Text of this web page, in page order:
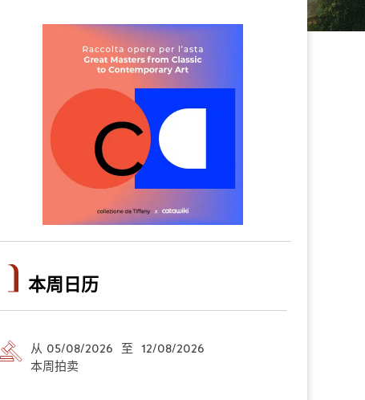
本周日历
从 05/08/2026 至 12/08/2026
本周拍卖